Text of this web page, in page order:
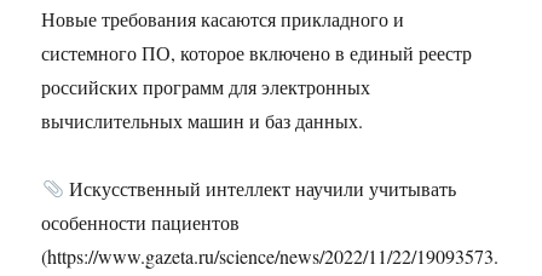
Новые требования касаются прикладного и
системного ПО, которое включено в единый реестр
российских программ для электронных
вычислительных машин и баз данных.
Искусственный интеллект научили учитывать
особенности пациентов
(https://www.gazeta.ru/science/news/2022/11/22/19093573.